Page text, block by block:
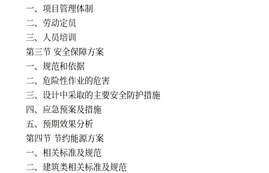
一、项目管理体制
二、劳动定员
三、人员培训
第三节 安全保障方案
一、规范和依据
二、危险性作业的危害
三、设计中采取的主要安全防护措施
四、应急预案及措施
五、预期效果分析
第四节 节约能源方案
一、相关标准及规范
二、建筑类相关标准及规范